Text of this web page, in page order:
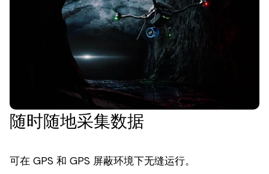
随时随地采集数据
可在 GPS 和 GPS 屏蔽环境下无缝运行。